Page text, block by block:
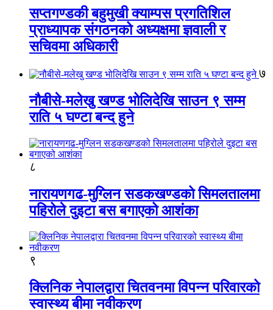
सप्तगण्डकी बहुमुखी क्याम्पस प्रगतिशिल
प्राध्यापक संगठनको अध्यक्षमा ज्ञवाली र
सचिवमा अधिकारी
७
नौबीसे-मलेखु खण्ड भोलिदेखि साउन ९ सम्म
राति ५ घण्टा बन्द हुने
८
नारायणगढ-मुग्लिन सडकखण्डको सिमलतालमा
पहिरोले दुइटा बस बगाएको आशंका
९
क्लिनिक नेपालद्वारा चितवनमा विपन्न परिवारको
स्वास्थ्य बीमा नवीकरण